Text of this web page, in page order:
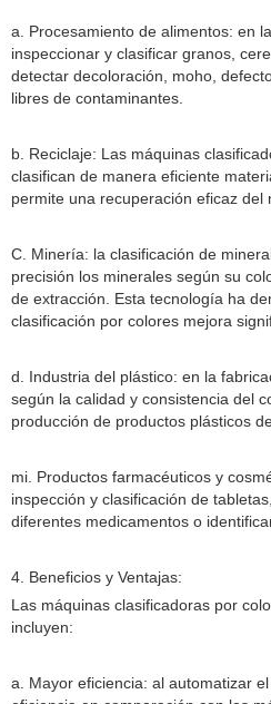
a. Procesamiento de alimentos: en
inspeccionar y clasificar granos,
detectar decoloración, moho,
libres de contaminantes.
b. Reciclaje: Las máquinas
clasifican de manera eficiente
permite una recuperación eficaz del
C. Minería: la clasificación de
precisión los minerales según su
de extracción. Esta tecnología ha
clasificación por colores mejora
d. Industria del plástico: en la
según la calidad y consistencia del
producción de productos plásticos
mi. Productos farmacéuticos y
inspección y clasificación de
diferentes medicamentos o
4. Beneficios y Ventajas:
Las máquinas clasificadoras por
incluyen:
a. Mayor eficiencia: al automatizar